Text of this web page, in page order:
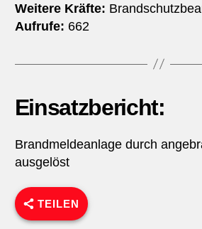
Weitere Kräfte:
Aufrufe: 662
Einsatzbericht:
Brandmeldeanlage durch
ausgelöst
TEILEN